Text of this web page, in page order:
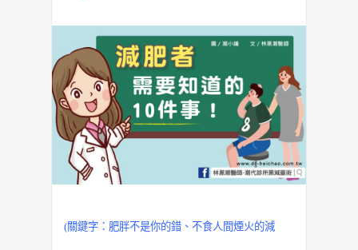
(關鍵字：肥胖不是你的錯、 不食人間煙火的減